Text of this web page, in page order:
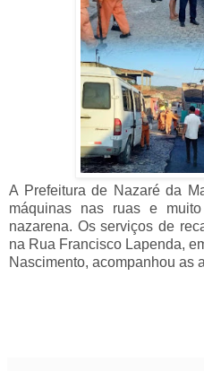
A Prefeitura de Nazaré da
máquinas nas ruas e
nazarena. Os serviços de
na Rua Francisco Lapenda,
Nascimento, acompanhou as